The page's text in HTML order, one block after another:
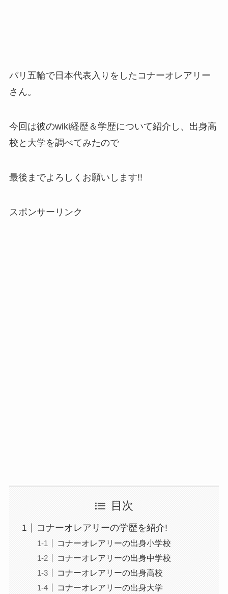
パリ五輪で日本代表入りをしたコナーオレアリー
さん。
今回は彼のwiki経歴＆学歴について紹介し、出身高
校と大学を調べてみたので
最後までよろしくお願いします!!
スポンサーリンク
目次
コナーオレアリーの学歴を紹介!
コナーオレアリーの出身小学校
コナーオレアリーの出身中学校
コナーオレアリーの出身高校
コナーオレアリーの出身大学